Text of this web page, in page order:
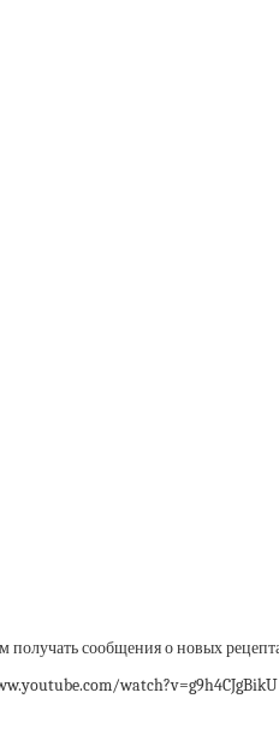
получать сообщения о новых
watch?v=g9h4CJgBikU